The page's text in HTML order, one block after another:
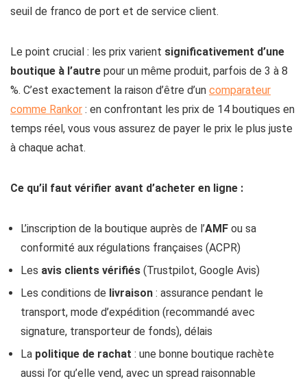
seuil de franco de port et de service client.
Le point crucial : les prix varient significativement d’une
boutique à l’autre pour un même produit, parfois de 3 à 8
%. C’est exactement la raison d’être d’un comparateur
comme Rankor : en confrontant les prix de 14 boutiques en
temps réel, vous vous assurez de payer le prix le plus juste
à chaque achat.
Ce qu’il faut vérifier avant d’acheter en ligne :
L’inscription de la boutique auprès de l’AMF ou sa
conformité aux régulations françaises (ACPR)
Les avis clients vérifiés (Trustpilot, Google Avis)
Les conditions de livraison : assurance pendant le
transport, mode d’expédition (recommandé avec
signature, transporteur de fonds), délais
La politique de rachat : une bonne boutique rachète
aussi l’or qu’elle vend, avec un spread raisonnable